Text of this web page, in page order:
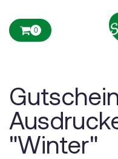
0
"Winter"